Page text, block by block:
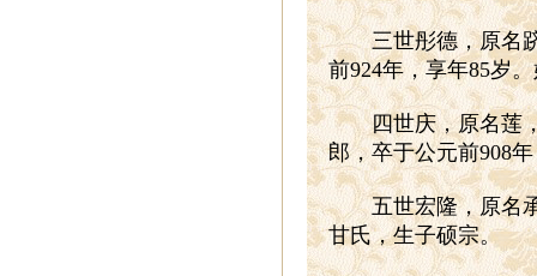
三世彤德，原名跻
前924年，享年85岁
四世庆，原名莲，
郎，卒于公元前908
五世宏隆，原名承
甘氏，生子硕宗。